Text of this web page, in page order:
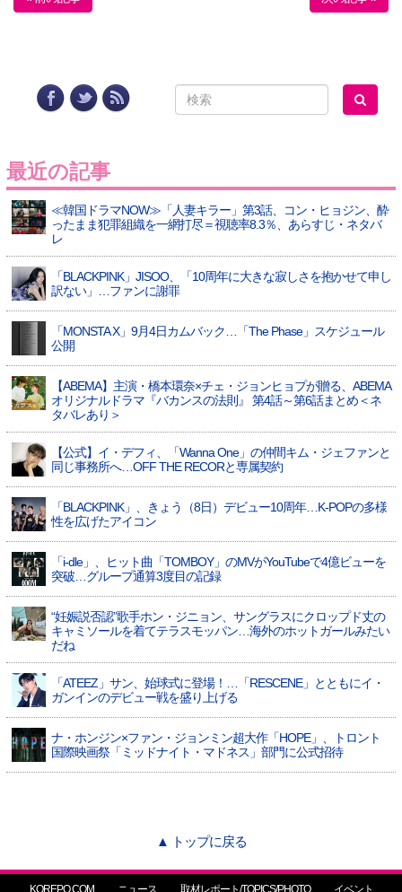
最近の記事
≪韓国ドラマNOW≫「人妻キラー」第3話、コン・ヒョジン、酔
ったまま犯罪組織を一網打尽＝視聴率8.3％、あらすじ・ネタバ
レ
「BLACKPINK」JISOO、「10周年に大きな寂しさを抱かせて申し
訳ない」…ファンに謝罪
「MONSTA X」9月4日カムバック…「The Phase」スケジュール
公開
【ABEMA】主演・橋本環奈×チェ・ジョンヒョプが贈る、ABEMA
オリジナルドラマ『バカンスの法則』 第4話～第6話まとめ＜ネ
タバレあり＞
【公式】イ・デフィ、「Wanna One」の仲間キム・ジェファンと
同じ事務所へ…OFF THE RECORと専属契約
「BLACKPINK」、きょう（8日）デビュー10周年…K-POPの多様
性を広げたアイコン
「i-dle」、ヒット曲「TOMBOY」のMVがYouTubeで4億ビューを
突破…グループ通算3度目の記録
“妊娠説否認”歌手ホン・ジニョン、サングラスにクロップド丈の
キャミソールを着てテラスモッパン…海外のホットガールみたい
だね
「ATEEZ」サン、始球式に登場！…「RESCENE」とともにイ・
ガンインのデビュー戦を盛り上げる
ナ・ホンジン×ファン・ジョンミン超大作「HOPE」、トロント
国際映画祭「ミッドナイト・マドネス」部門に公式招待
▲ トップに戻る
KOREPO.COM ニュース 取材レポート/TOPICS/PHOTO イベント